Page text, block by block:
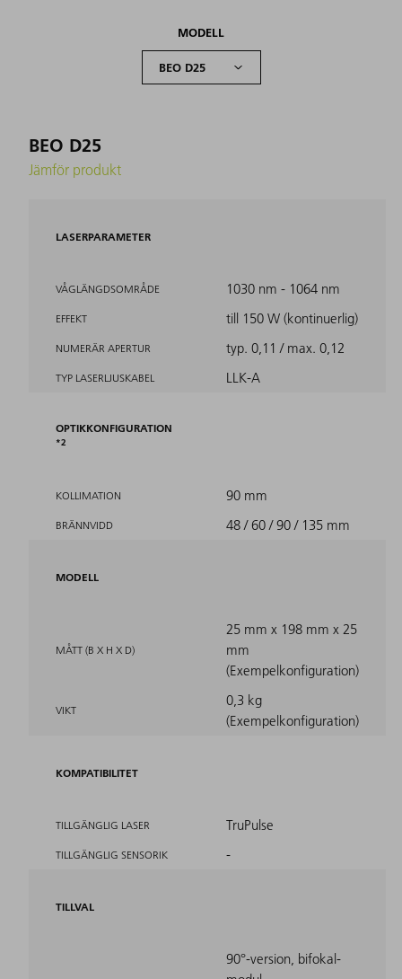
MODELL
BEO D25
Jämför produkt
LASERPARAMETER
VÅGLÄNGDSOMRÅDE 1030 nm - 1064 nm
EFFEKT till 150 W (kontinuerlig)
NUMERÄR APERTUR typ. 0,11 / max. 0,12
TYP LASERLJUSKABEL LLK-A
OPTIKKONFIGURATION
2
KOLLIMATION 90 mm
BRÄNNVIDD 48 / 60 / 90 / 135 mm
MODELL
MÅTT (B X H X D)
25 mm x 198 mm x 25
mm
(Exempelkonfiguration)
VIKT
0,3 kg
(Exempelkonfiguration)
KOMPATIBILITET
TILLGÄNGLIG LASER TruPulse
TILLGÄNGLIG SENSORIK -
TILLVAL
90°-version, bifokal-